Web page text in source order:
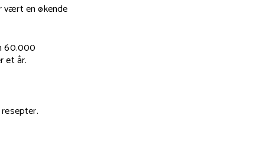
vært en økende
60.000
et år.